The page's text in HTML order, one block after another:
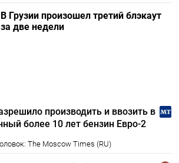
В Грузии произошел третий блэкаут
за две недели